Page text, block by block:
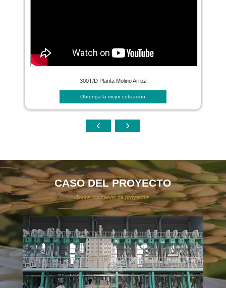
300T/D Planta Molino Arroz
Obtenga la mejor cotización
CASO DEL PROYECTO
Todos los casos de proyectos